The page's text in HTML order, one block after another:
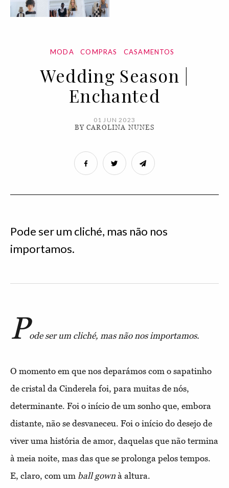
MODA COMPRAS CASAMENTOS
Wedding Season |
Enchanted
01 JUN 2023
BY CAROLINA NUNES
Pode ser um cliché, mas não nos
importamos.
Pode ser um cliché, mas não nos importamos.
O momento em que nos deparámos com o sapatinho
de cristal da Cinderela foi, para muitas de nós,
determinante. Foi o início de um sonho que, embora
distante, não se desvaneceu. Foi o início do desejo de
viver uma história de amor, daquelas que não termina
à meia noite, mas das que se prolonga pelos tempos.
E, claro, com um ball gown à altura.